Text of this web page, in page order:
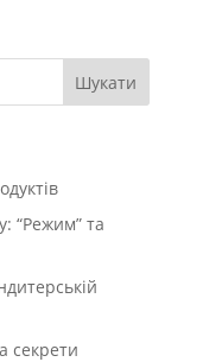
“Режим” та
секрети